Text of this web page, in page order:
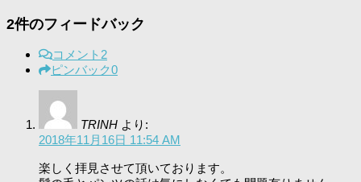
2件のフィードバック
コメント2
ピンバック0
TRINH より:
2018年11月16日 11:54 AM
楽しく拝見させて頂いております。